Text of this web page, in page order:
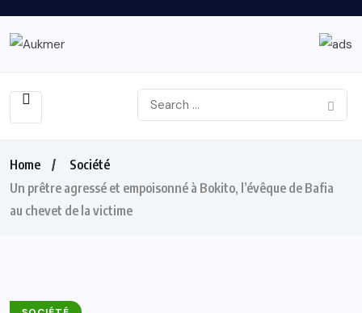
Home
Société
Un prêtre agressé et empoisonné à Bokito, l’évêque de Bafia
au chevet de la victime